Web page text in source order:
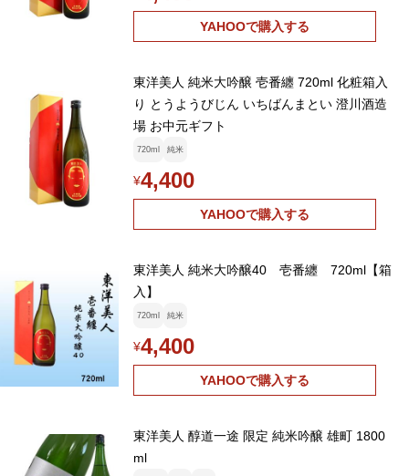
YAHOOで購入する
東洋美人 純米大吟醸 壱番纏 720ml 化粧箱入
り とうようびじん いちばんまとい 澄川酒造
場 お中元ギフト
720ml 純米
¥4,400
YAHOOで購入する
東洋美人 純米大吟醸40 壱番纏 720ml【箱
入】
720ml 純米
¥4,400
YAHOOで購入する
東洋美人 醇道一途 限定 純米吟醸 雄町 1800
ml